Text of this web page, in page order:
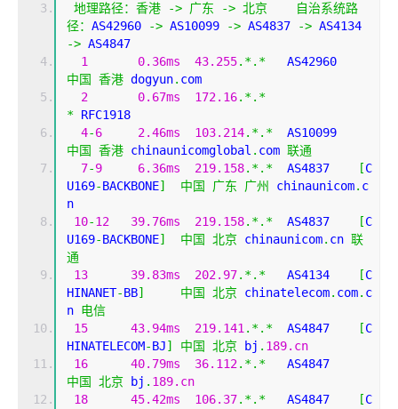
地理路径：香港
-> 广东 -> 北京
自治系统路
径： AS42960 -> AS10099 -> AS4837 ->
-> AS4847
1
0.36ms 43.255.*.*
中国
香港 dogyun. com
2
0.67ms 172.16.*.*
* RFC1918
4-6 2.46ms 103.214.*.*
中国
香港 chinaunicomglobal . com 联通
7-9 6.36ms 219.158.*.*
  AS4837
[C
U169-BACKBONE] 中国 广东 广州 chinaunicom. c
n
10-12 39.76ms 219.158.*.*
  AS4837
[C
U169-BACKBONE] 中国 北京 chinaunicom. cn 联
通
13
39.83ms 202.97.*.*
   AS4134
[C
HINANET-BB] 中国 北京 chinatelecom. com. c
n 电信
15
43.94ms 219.141.*.*
  AS4847
[C
HINATELECOM-BJ] 中国 北京 bj . 189.cn
16
40.79ms 36.112.*.*
中国
北京 bj . 189.cn
18
45.42ms 106.37.*.*
   AS4847
[C